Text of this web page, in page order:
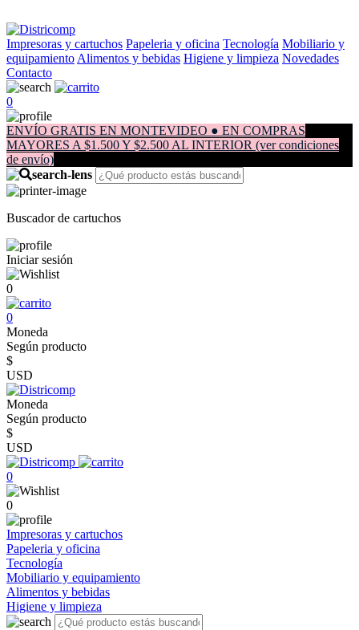
Impresoras y cartuchos Papeleria y oficina Tecnología Mobiliario y
equipamiento Alimentos y bebidas Higiene y limpieza Novedades
Contacto
0
ENVÍO GRATIS EN MONTEVIDEO ● EN COMPRAS
MAYORES A $1.500 Y $2.500 AL INTERIOR (ver condiciones
de envío)
Buscador de cartuchos
Iniciar sesión
0
0
Moneda
Según producto
$
USD
Moneda
Según producto
$
USD
0
0
Impresoras y cartuchos
Papeleria y oficina
Tecnología
Mobiliario y equipamiento
Alimentos y bebidas
Higiene y limpieza